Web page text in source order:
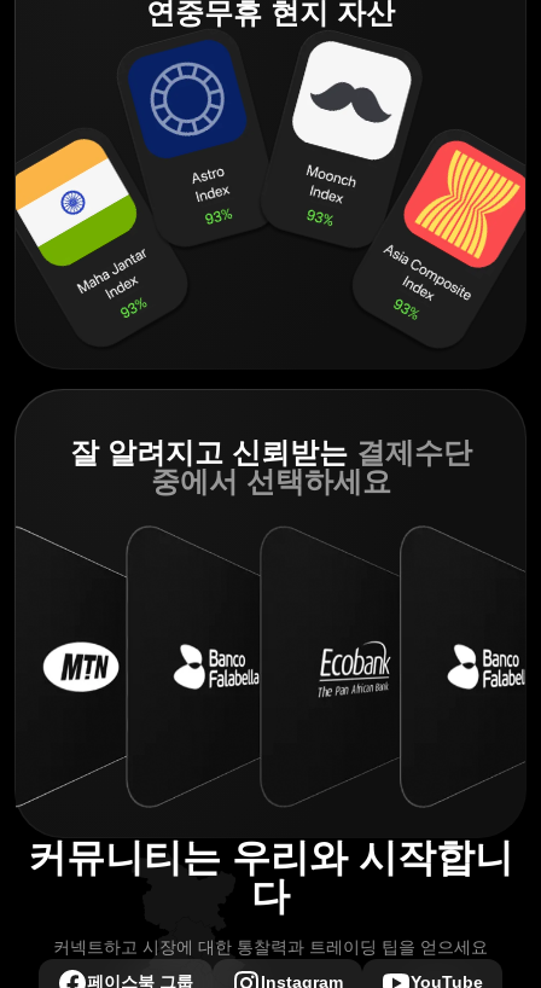
연중무휴 현지 자산
잘 알려지고 신뢰받는결제수단
중에서 선택하세요
커뮤니티는 우리와 시작합니
다
커넥트하고 시장에 대한 통찰력과 트레이딩 팁을 얻으세요
페이스북 그룹
Instagram YouTube